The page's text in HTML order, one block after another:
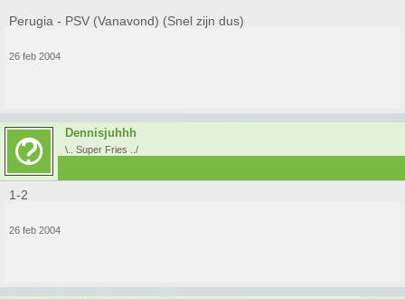
Perugia - PSV (Vanavond) (Snel zijn dus)
26 feb 2004
Dennisjuhhh
\.. Super Fries ../
1-2
26 feb 2004